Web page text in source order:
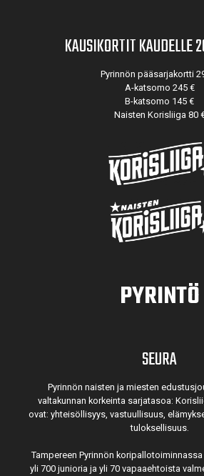
KAUSIKORTIT
Pyrinnön pääsarjakortti
A-katsomo 245 €
B-katsomo 145 €
Naisten Korisliiga 80
PYRINTÖ
SEURA
Pyrinnön naisten ja miesten
valtakunnan korkeinta sarjatasoa:
ovat: yhteisöl­lisyys, vastuul­lisuus,
tulok­sellisuus.
Tampereen Pyrinnön
yli 700 junioria ja yli 70 vapaa­ehtoista